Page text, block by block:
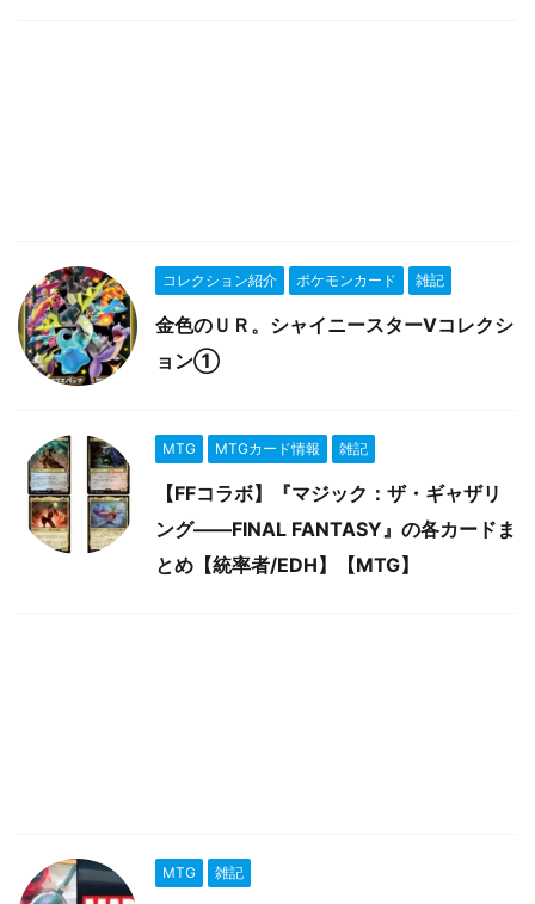
コレクション紹介 ポケモンカード 雑記
金色のＵＲ。シャイニースターVコレクシ
ョン①
MTG MTGカード情報 雑記
【FFコラボ】『マジック：ザ・ギャザリ
ング――FINAL FANTASY』の各カードま
とめ【統率者/EDH】【MTG】
MTG 雑記